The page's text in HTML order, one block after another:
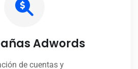
Adwords
de cuentas y